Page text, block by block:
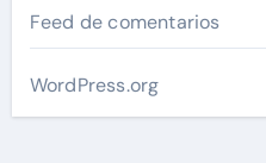
Feed de comentarios
WordPress.org